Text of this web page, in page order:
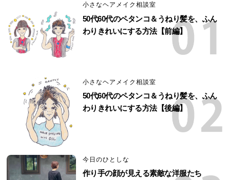
小さなヘアメイク相談室
50代60代のペタンコ＆うねり髪を、ふん
わりきれいにする方法【前編】
小さなヘアメイク相談室
50代60代のペタンコ＆うねり髪を、ふん
わりきれいにする方法【後編】
今日のひとしな
作り手の顔が見える素敵な洋服たち